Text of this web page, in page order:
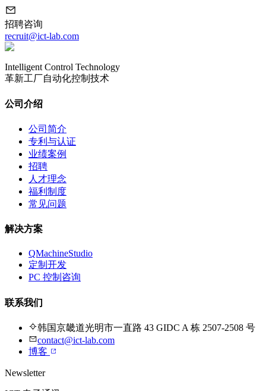
招聘咨询
recruit@ict-lab.com
Intelligent Control Technology
革新工厂自动化控制技术
公司介绍
公司简介
专利与认证
业绩案例
招聘
人才理念
福利制度
常见问题
解决方案
QMachineStudio
定制开发
PC 控制咨询
联系我们
韩国京畿道光明市一直路 43 GIDC A 栋 2507-2508 号
contact@ict-lab.com
博客
Newsletter